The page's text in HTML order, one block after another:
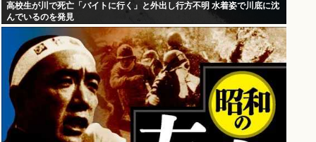
高校生が川で死亡「バイトに行く」と外出し行方不明 水着姿で川底に沈
んでいるのを発見